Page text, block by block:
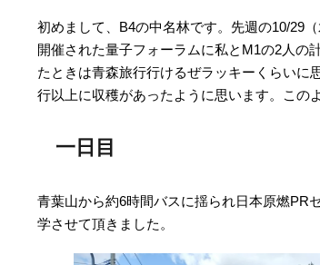
初めまして、B4の中名林です。先週の10/29
開催された量子フォーラムに私とM1の2人の
たときは青森旅行行けるぜラッキーくらいに
行以上に収穫があったように思います。この
一日目
青葉山から約6時間バスに揺られ日本原燃PR
学させて頂きました。